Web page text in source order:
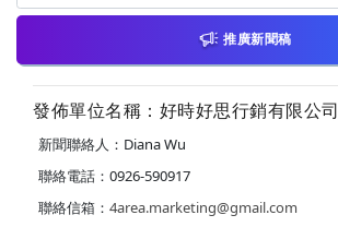
推廣新聞稿
發佈單位名稱：好時好思行銷有限公司
新聞聯絡人：Diana Wu
聯絡電話：0926-590917
聯絡信箱： 4area.marketing@gmail.com